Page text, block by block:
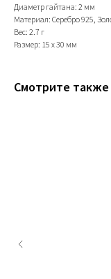
Диаметр гайтана: 2 мм
Материал: Cepeбpo 925,
Вес: 2.7 г
Размер: 15 х 30 мм
Смотрите также